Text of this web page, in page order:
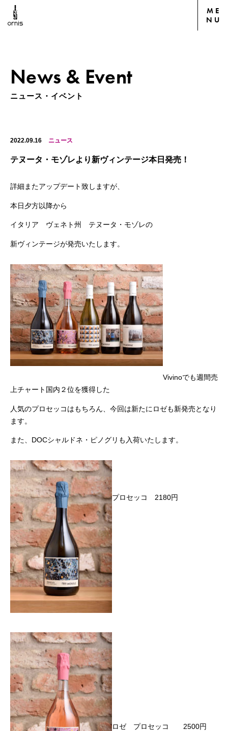
ME
NU
News & Event
ニュース・イベント
2022.09.16 ニュース
テヌータ・モゾレより新ヴィンテージ本日発売！
詳細またアップデート致しますが、
本日夕方以降から
イタリア ヴェネト州 テヌータ・モゾレの
新ヴィンテージが発売いたします。
Vivinoでも週間売
上チャート国内２位を獲得した
人気のプロセッコはもちろん、今回は新たにロゼも新発売となり
ます。
また、DOCシャルドネ・ピノグリも入荷いたします。
プロセッコ 2180円
ロゼ プロセッコ 2500円